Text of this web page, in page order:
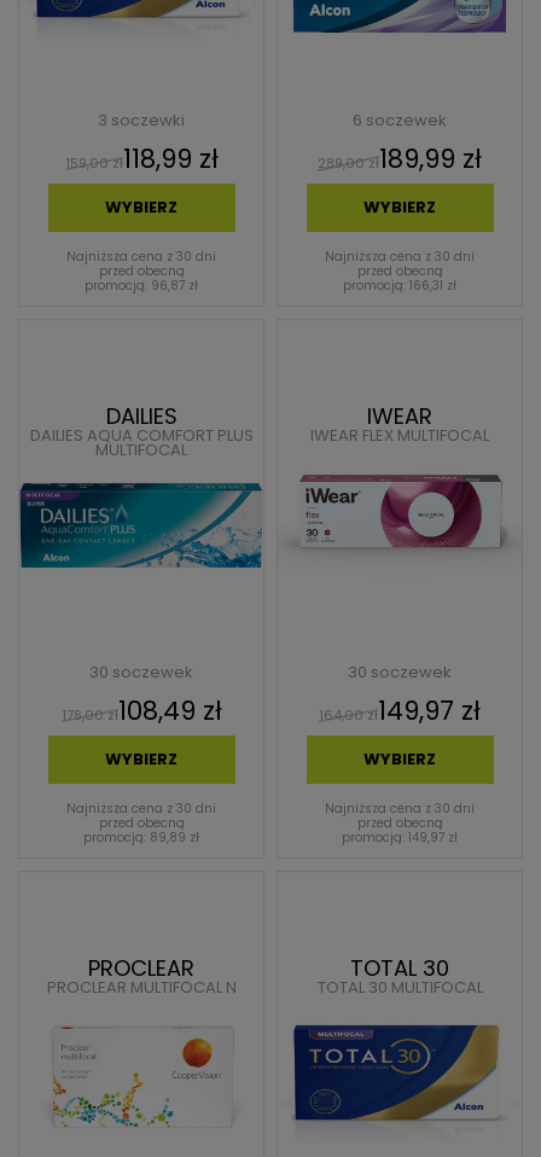
3 soczewki
159,00 zł118,99 zł
WYBIERZ
Najniższa cena z 30 dni
przed obecną
promocją: 96,87 zł
6 soczewek
289,00 zł189,99 zł
WYBIERZ
Najniższa cena z 30 dni
przed obecną
promocją: 166,31 zł
DAILIES
DAILIES AQUA COMFORT PLUS
MULTIFOCAL
30 soczewek
178,00 zł108,49 zł
WYBIERZ
Najniższa cena z 30 dni
przed obecną
promocją: 89,89 zł
IWEAR
IWEAR FLEX MULTIFOCAL
30 soczewek
164,00 zł149,97 zł
WYBIERZ
Najniższa cena z 30 dni
przed obecną
promocją: 149,97 zł
PROCLEAR
PROCLEAR MULTIFOCAL N
TOTAL 30
TOTAL 30 MULTIFOCAL